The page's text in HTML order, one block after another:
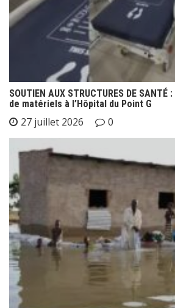
SOUTIEN AUX STRUCTURES DE
de matériels à l’Hôpital du Point G
27 juillet 2026 0